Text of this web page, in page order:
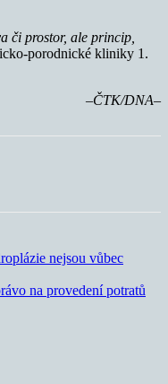
či prostor, ale princip,
porodnické kliniky 1.
–ČTK/DNA–
nejsou vůbec
na provedení potratů